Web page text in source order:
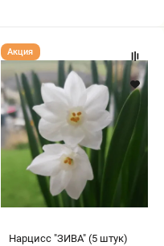
Нарцисс
"ЗИВА"
штук)
Нарцисс "ЗИВА" (5 штук)
Акция